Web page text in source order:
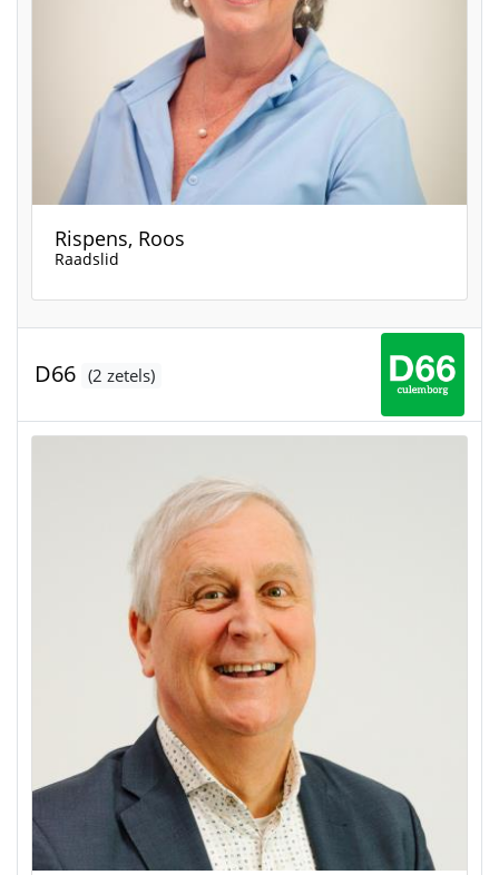
Rispens, Roos
Raadslid
D66 (2 zetels)